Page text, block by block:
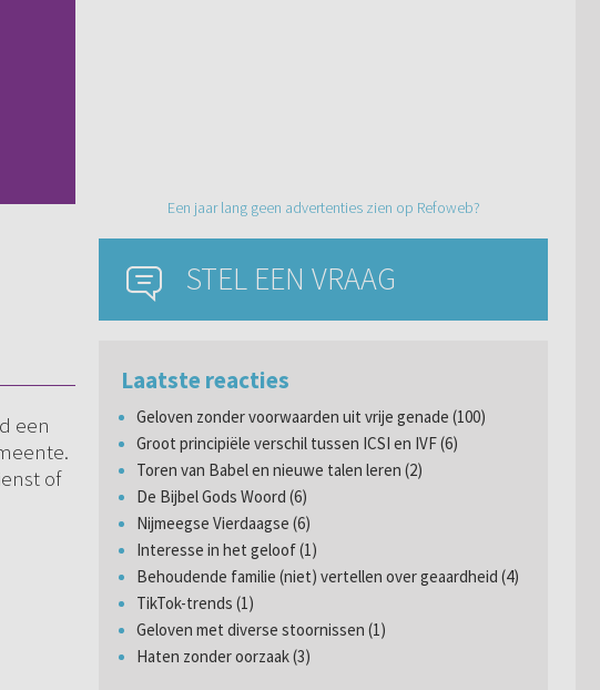
een
of
Een jaar lang geen advertenties zien op Refoweb?
STEL EEN VRAAG
Laatste reacties
Geloven zonder voorwaarden uit vrije genade (100)
Groot principiële verschil tussen ICSI en IVF (6)
Toren van Babel en nieuwe talen leren (2)
De Bijbel Gods Woord (6)
Nijmeegse Vierdaagse (6)
Interesse in het geloof (1)
Behoudende familie (niet) vertellen over geaardheid (4)
TikTok-trends (1)
Geloven met diverse stoornissen (1)
Haten zonder oorzaak (3)